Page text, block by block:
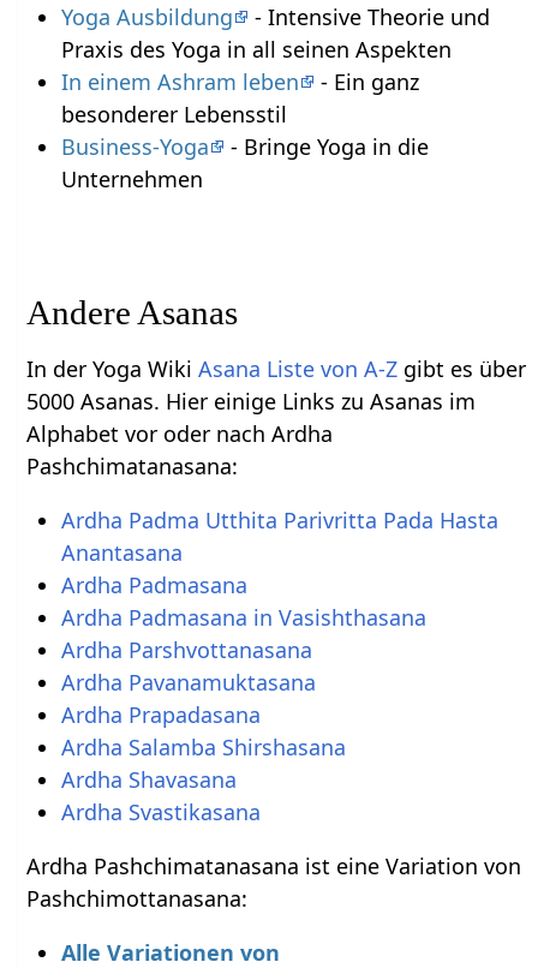
Yoga Ausbildung
- Intensive Theorie und
Praxis des Yoga in all seinen Aspekten
In einem Ashram leben
- Ein ganz
besonderer Lebensstil
Business-Yoga
- Bringe Yoga in die
Unternehmen
Andere Asanas
In der Yoga WikiAsana Liste von A-Z gibt es über
5000 Asanas. Hier einige Links zu Asanas im
Alphabet vor oder nach Ardha
Pashchimatanasana:
Ardha Padma Utthita Parivritta Pada Hasta
Anantasana
Ardha Padmasana
Ardha Padmasana in Vasishthasana
Ardha Parshvottanasana
Ardha Pavanamuktasana
Ardha Prapadasana
Ardha Salamba Shirshasana
Ardha Shavasana
Ardha Svastikasana
Ardha Pashchimatanasana ist eine Variation von
Pashchimottanasana:
Alle Variationen von